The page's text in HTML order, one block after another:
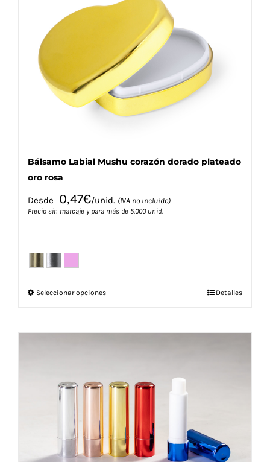
Las
pueden
elegir
en
la
página
de
Bálsamo Labial Mushu corazón dorado plateado
oro rosa
Desde 0,47€/unid. (IVA no incluido)
Precio sin marcaje y para más de 5.000 unid.
Seleccionar opcionesEste
múltiples
se
en
la
página
Detalles